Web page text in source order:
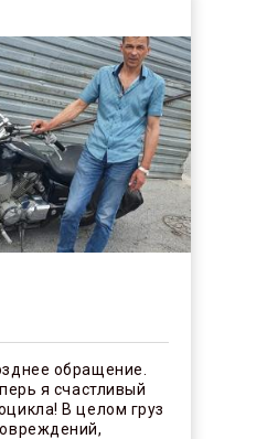
обращение.
я счастливый
В целом груз